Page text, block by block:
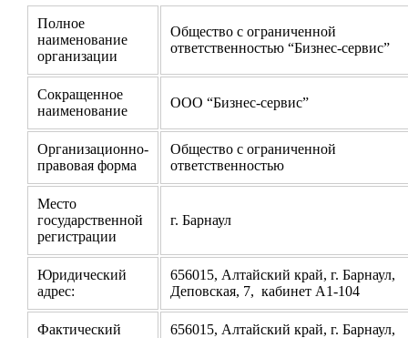
Полное
наименование
организации
Общество с ограниченной
ответственностью “Бизнес-сервис”
Сокращенное
наименование
ООО “Бизнес-сервис”
Организационно-
правовая форма
Общество с ограниченной
ответственностью
Место
государственной
регистрации
г. Барнаул
Юридический
адрес:
656015, Алтайский край, г. Барнаул,
Деповская, 7, кабинет А1-104
Фактический
656015, Алтайский край, г. Барнаул,